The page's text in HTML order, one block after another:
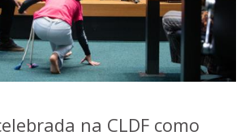
na CLDF como